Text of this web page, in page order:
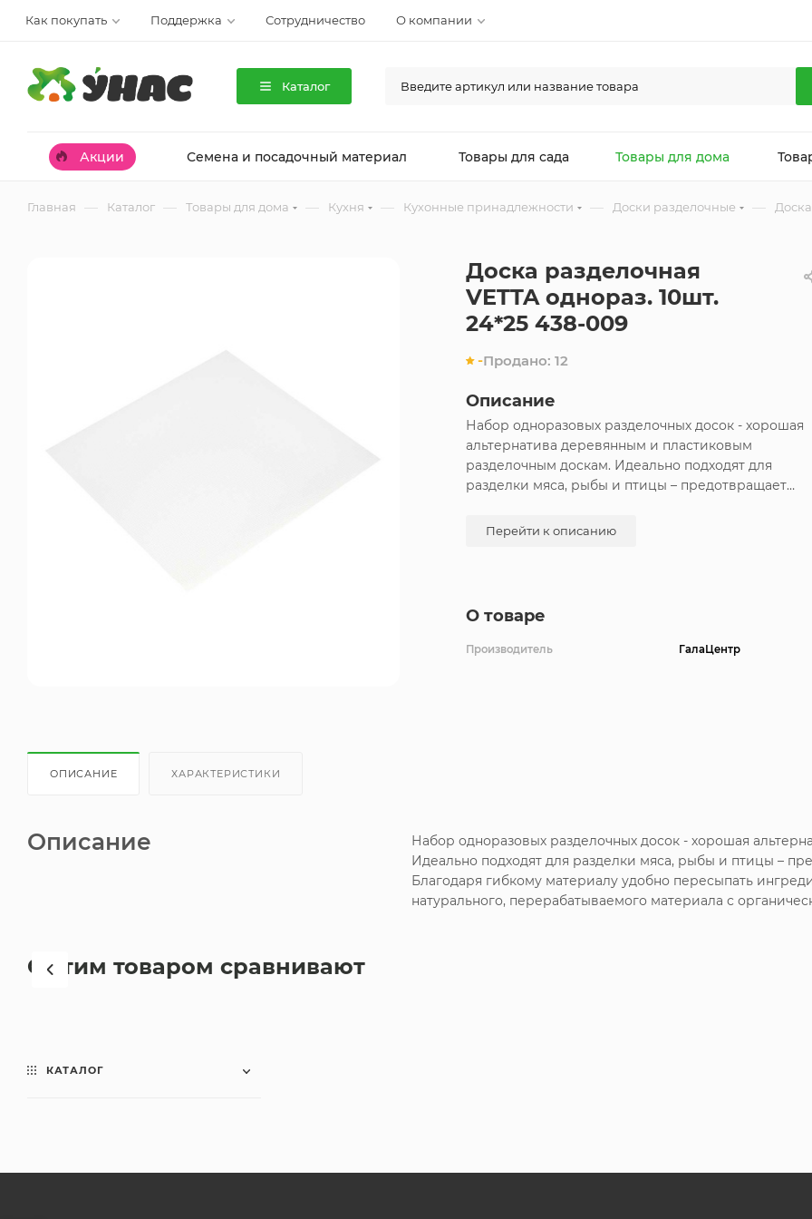
Как покупать Поддержка Сотрудничество О компании
Каталог
Акции Семена и посадочный материал Товары для сада Товары для дома
Главная — Каталог — Товары для дома — Кухня — Кухонные принадлежности — Доски разделочные —
Доска разделочная
VETTA однораз. 10шт.
24*25 438-009
-Продано: 12
Описание
Набор одноразовых разделочных досок - хорошая
альтернатива деревянным и пластиковым
разделочным доскам. Идеально подходят для
разделки мяса, рыбы и птицы – предотвращает
гибкому материалу удобно пересыпать
Перейти к описанию
О товаре
Производитель ГалаЦентр
ОПИСАНИЕ ХАРАКТЕРИСТИКИ
Описание
Набор одноразовых разделочных досок - хорошая
Идеально подходят для разделки мяса, рыбы и птицы –
Благодаря гибкому материалу удобно пересыпать
натурального, перерабатываемого материала с
С этим товаром сравнивают
КАТАЛОГ